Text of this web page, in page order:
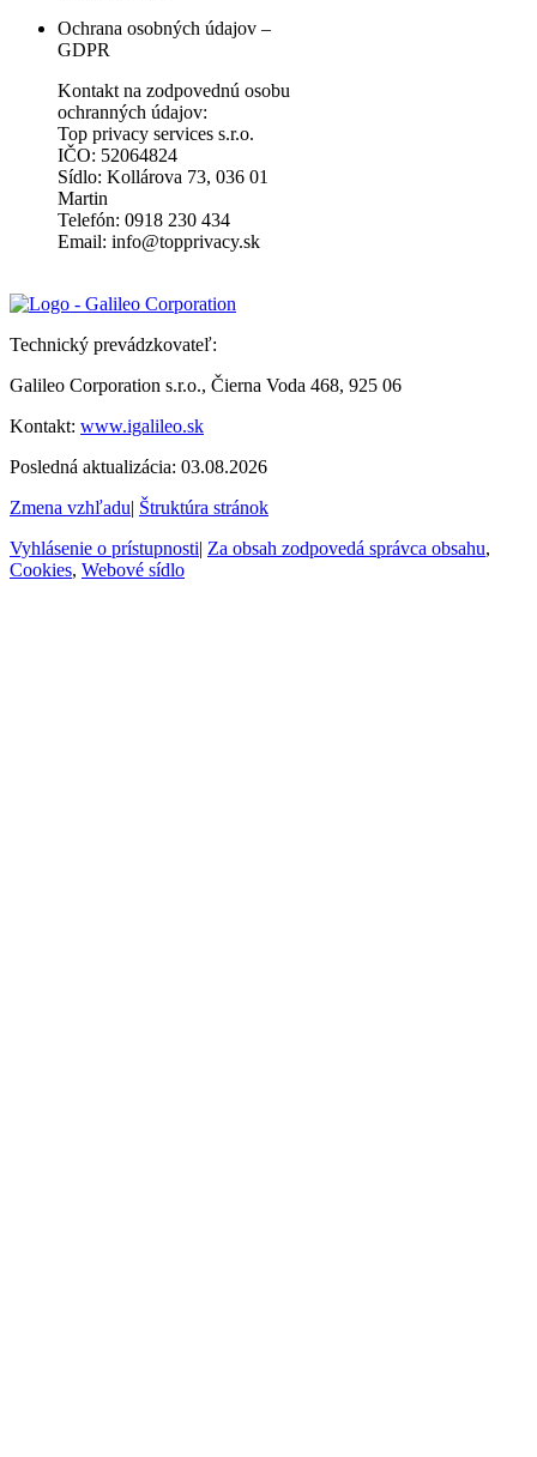
Ochrana osobných údajov –
GDPR
Kontakt na zodpovednú osobu
ochranných údajov:
Top privacy services s.r.o.
IČO: 52064824
Sídlo: Kollárova 73, 036 01
Martin
Telefón: 0918 230 434
Email: info@topprivacy.sk
Technický prevádzkovateľ:
Galileo Corporation s.r.o., Čierna Voda 468, 925 06
Kontakt: www.igalileo.sk
Posledná aktualizácia: 03.08.2026
Zmena vzhľadu Štruktúra stránok
Vyhlásenie o prístupnosti Za obsah zodpovedá správca obsahu,
Cookies, Webové sídlo